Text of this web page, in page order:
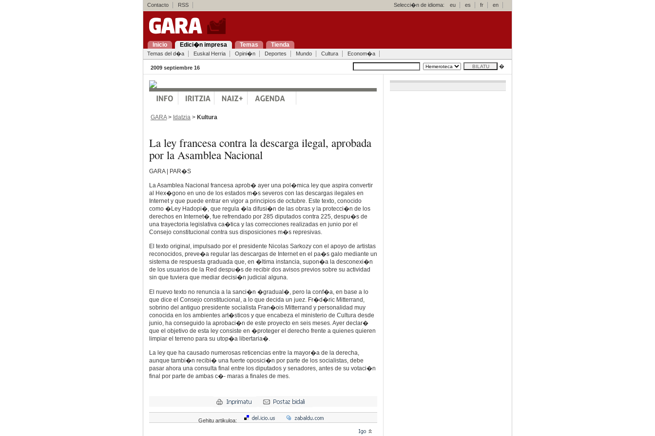
Contacto RSS Selecci�n de idioma: eu es fr en
Inicio Edici�n impresa Temas Tienda
Temas del d�a Euskal Herria Opini�n Deportes Mundo Cultura Econom�a
2009 septiembre 16 �
GARA> Idatzia > Kultura
La ley francesa contra la descarga ilegal, aprobada
por la Asamblea Nacional
GARA | PAR�S
La Asamblea Nacional francesa aprob� ayer una pol�mica ley que aspira convertir
al Hex�gono en uno de los estados m�s severos con las descargas ilegales en
Internet y que puede entrar en vigor a principios de octubre. Este texto, conocido
como �Ley Hadopi�, que regula �la difusi�n de las obras y la protecci�n de los
derechos en Internet�, fue refrendado por 285 diputados contra 225, despu�s de
una trayectoria legislativa ca�tica y las correcciones realizadas en junio por el
Consejo constitucional contra sus disposiciones m�s represivas.
El texto original, impulsado por el presidente Nicolas Sarkozy con el apoyo de artistas
reconocidos, preve�a regular las descargas de Internet en el pa�s galo mediante un
sistema de respuesta graduada que, en �ltima instancia, supon�a la desconexi�n
de los usuarios de la Red despu�s de recibir dos avisos previos sobre su actividad
sin que tuviera que mediar decisi�n judicial alguna.
El nuevo texto no renuncia a la sanci�n �gradual�, pero la conf�a, en base a lo
que dice el Consejo constitucional, a lo que decida un juez. Fr�d�ric Mitterrand,
sobrino del antiguo presidente socialista Fran�ois Mitterrand y personalidad muy
conocida en los ambientes art�sticos y que encabeza el ministerio de Cultura desde
junio, ha conseguido la aprobaci�n de este proyecto en seis meses. Ayer declar�
que el objetivo de esta ley consiste en �proteger el derecho frente a quienes quieren
limpiar el terreno para su utop�a libertaria�.
La ley que ha causado numerosas reticencias entre la mayor�a de la derecha,
aunque tambi�n recibi� una fuerte oposici�n por parte de los socialistas, debe
pasar ahora una consulta final entre los diputados y senadores, antes de su votaci�n
final por parte de ambas c�- maras a finales de mes.
Gehitu artikuloa: